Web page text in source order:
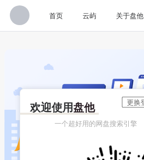
首页 云屿 关于盘他
欢迎使用盘他
一个超好用的网盘搜索引擎